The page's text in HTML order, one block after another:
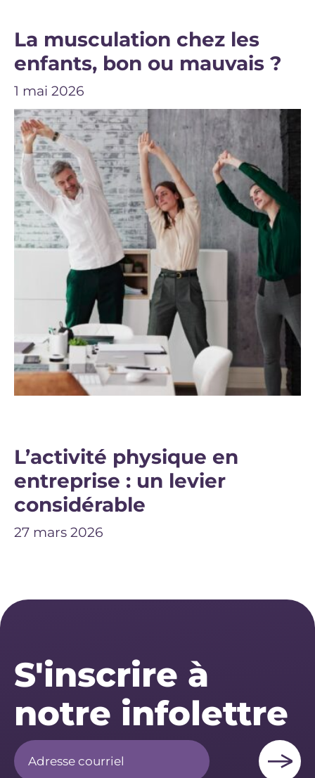
La musculation chez les
enfants, bon ou mauvais ?
1 mai 2026
L’activité physique en
entreprise : un levier
considérable
27 mars 2026
S'inscrire à
notre infolettre